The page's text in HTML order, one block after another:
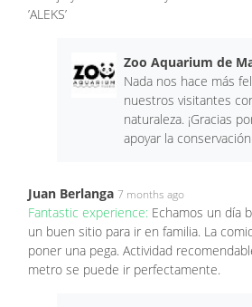
’ALEKS’
Zoo Aquarium de
Nada nos hace más
nuestros visitantes
naturaleza. ¡Gracias
apoyar la conservación!
Juan Berlanga 7 months ago
Fantastic experience: Echamos un día
un buen sitio para ir en familia. La
poner una pega. Actividad
metro se puede ir perfectamente.